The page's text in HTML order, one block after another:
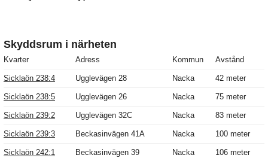
Skyddsrum i närheten
Kvarter Adress Kommun Avstånd
Sicklaön 238:4 Ugglevägen 28 Nacka 42 meter
Sicklaön 238:5 Ugglevägen 26 Nacka 75 meter
Sicklaön 239:2 Ugglevägen 32C Nacka 83 meter
Sicklaön 239:3 Beckasinvägen 41A Nacka 100 meter
Sicklaön 242:1 Beckasinvägen 39 Nacka 106 meter